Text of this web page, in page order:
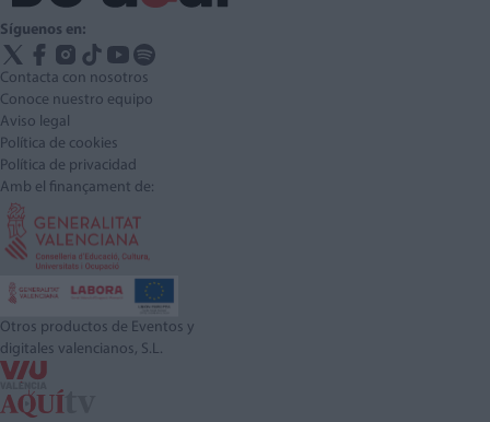
Síguenos en:
Contacta con nosotros
Conoce nuestro equipo
Aviso legal
Política de cookies
Política de privacidad
Amb el finançament de:
Otros productos de Eventos y
digitales valencianos, S.L.